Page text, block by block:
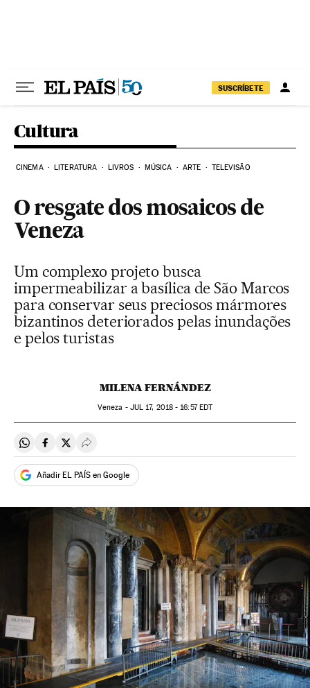
SUSCRÍBETE
Cultura
CINEMA LITERATURA LIVROS MÚSICA ARTE TELEVISÃO
O resgate dos mosaicos de
Veneza
Um complexo projeto busca
impermeabilizar a basílica de São Marcos
para conservar seus preciosos mármores
bizantinos deteriorados pelas inundações
e pelos turistas
MILENA FERNÁNDEZ
Veneza - JUL 17, 2018 - 16:57EDT
Compartir en Whatsapp
Compartir en Facebook
Compartir en Twitter
Desplegar Redes Sociales
Añadir EL PAÍS en Google